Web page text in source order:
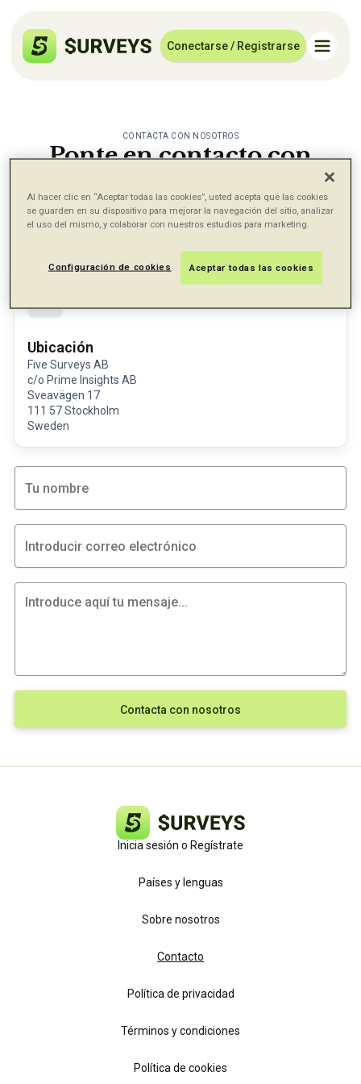
Conectarse / Registrarse
CONTACTA CON NOSOTROS
Ponte en contacto con
Déjanos saber si hay algo que podamos hacer
por ti.
Ubicación
Five Surveys AB
c/o Prime Insights AB
Sveavägen 17
111 57 Stockholm
Sweden
Contacta con nosotros
Inicia sesión o Regístrate
Países y lenguas
Sobre nosotros
Contacto
Política de privacidad
Términos y condiciones
Política de cookies
Al hacer clic en “Aceptar todas las cookies”, usted acepta que las cookies
se guarden en su dispositivo para mejorar la navegación del sitio, analizar
el uso del mismo, y colaborar con nuestros estudios para marketing.
Aceptar todas las cookies
Configuración de cookies